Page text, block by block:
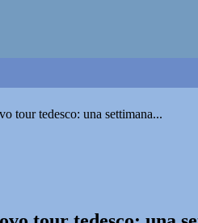
tour tedesco: una settimana...